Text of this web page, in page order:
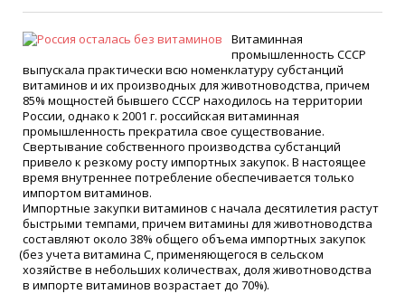
Витаминная
промышленность СССР
выпускала практически всю номенклатуру субстанций
витаминов и их производных для животноводства, причем
85% мощностей бывшего СССР находилось на территории
России, однако к 2001 г. российская витаминная
промышленность прекратила свое существование.
Свертывание собственного производства субстанций
привело к резкому росту импортных закупок. В настоящее
время внутреннее потребление обеспечивается только
импортом витаминов.
Импортные закупки витаминов с начала десятилетия растут
быстрыми темпами, причем витамины для животноводства
составляют около 38% общего объема импортных закупок
(без учета витамина С, применяющегося в сельском
хозяйстве в небольших количествах, доля животноводства
в импорте витаминов возрастает до 70%).